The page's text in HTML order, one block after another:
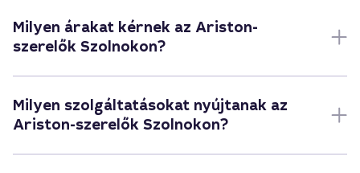
Milyen árakat kérnek az Ariston-
szerelők Szolnokon?
Milyen szolgáltatásokat nyújtanak az
Ariston-szerelők Szolnokon?